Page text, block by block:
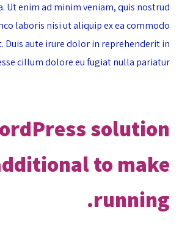
Ut enim ad minim veniam, quis nostrud
laboris nisi ut aliquip ex ea commodo
Duis aute irure dolor in reprehenderit in
cillum dolore eu fugiat nulla pariatur.
solution
to make
running.